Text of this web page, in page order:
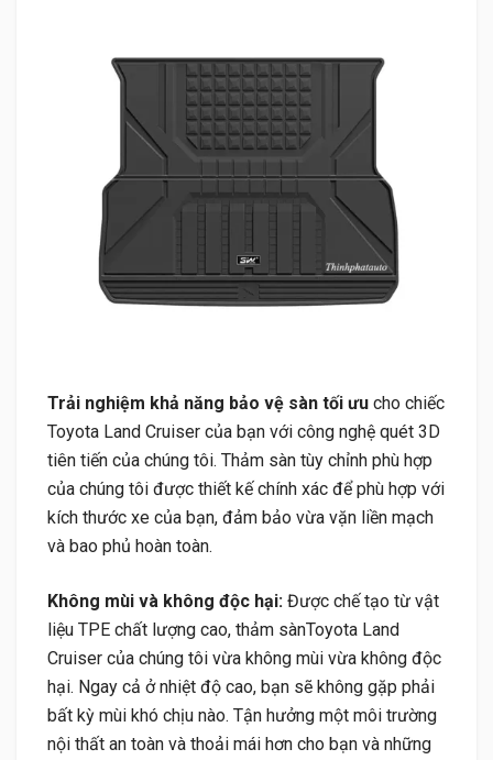
Trải nghiệm khả năng bảo vệ sàn tối ưu cho chiếc
Toyota Land Cruiser của bạn với công nghệ quét 3D
tiên tiến của chúng tôi. Thảm sàn tùy chỉnh phù hợp
của chúng tôi được thiết kế chính xác để phù hợp với
kích thước xe của bạn, đảm bảo vừa vặn liền mạch
và bao phủ hoàn toàn.
Không mùi và không độc hại: Được chế tạo từ vật
liệu TPE chất lượng cao, thảm sànToyota Land
Cruiser của chúng tôi vừa không mùi vừa không độc
hại. Ngay cả ở nhiệt độ cao, bạn sẽ không gặp phải
bất kỳ mùi khó chịu nào. Tận hưởng một môi trường
nội thất an toàn và thoải mái hơn cho bạn và những